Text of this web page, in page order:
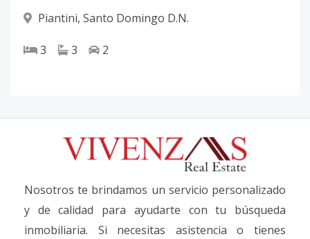
Piantini, Santo Domingo D.N.
3 3 2
Nosotros te brindamos un servicio personalizado
y de calidad para ayudarte con tu búsqueda
inmobiliaria. Si necesitas asistencia o tienes